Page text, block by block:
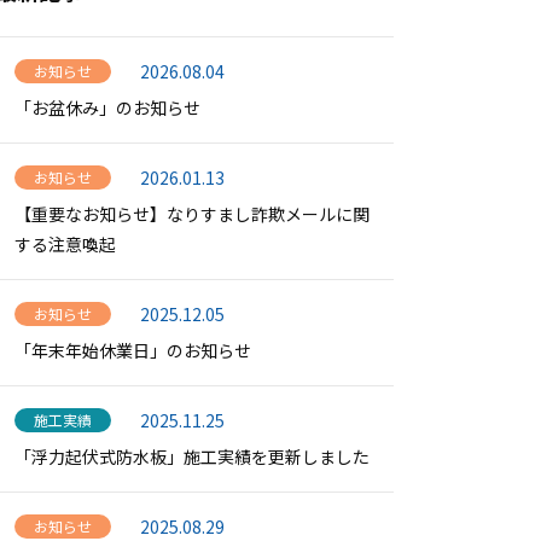
お知らせ
2026.08.04
「お盆休み」のお知らせ
お知らせ
2026.01.13
【重要なお知らせ】なりすまし詐欺メールに関
する注意喚起
お知らせ
2025.12.05
「年末年始休業日」のお知らせ
施工実績
2025.11.25
「浮力起伏式防水板」施工実績を更新しました
お知らせ
2025.08.29